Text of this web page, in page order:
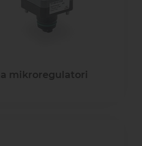
mikroregulatori